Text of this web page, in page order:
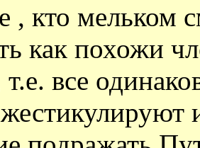
, кто мельком
как похожи
все